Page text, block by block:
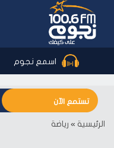
اسمع نجوم
تستمع الآن
الرئيسية » رياضة